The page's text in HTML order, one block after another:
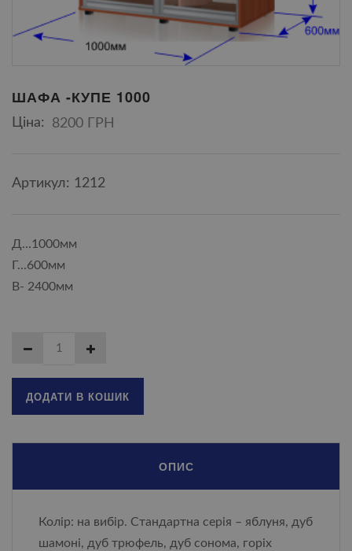
ШАФА -КУПЕ 1000
Ціна: 8200 ГРН
Артикул: 1212
Д...1000мм
Г...600мм
В- 2400мм
ДОДАТИ В КОШИК
ОПИС
Колір: на вибір. Стандартна серія – яблуня, дуб
шамоні, дуб трюфель, дуб сонома, горіх